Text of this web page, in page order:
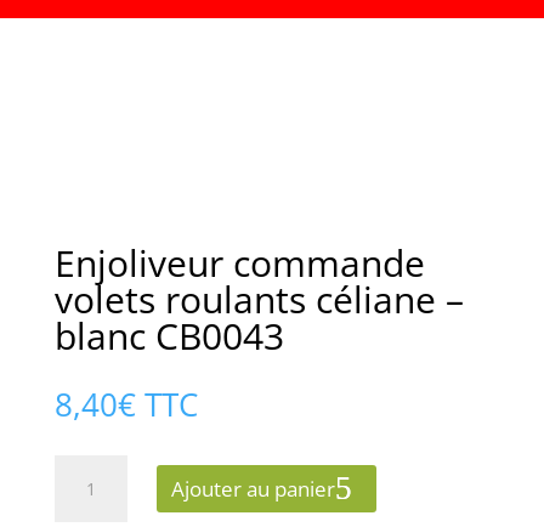
Enjoliveur commande
volets roulants céliane –
blanc CB0043
8,40€ TTC
Ajouter au panier